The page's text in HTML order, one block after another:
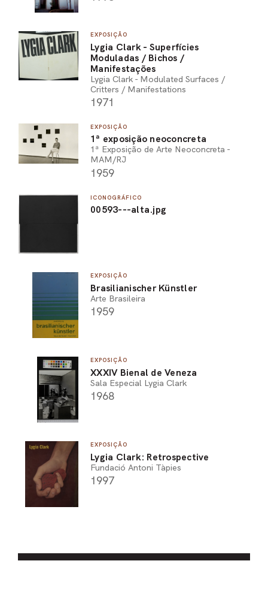
EXPOSIÇÃO
Lygia Clark - Superfícies
Moduladas / Bichos /
Manifestações
Lygia Clark - Modulated Surfaces /
Critters / Manifestations
1971
EXPOSIÇÃO
1ª exposição neoconcreta
1ª Exposição de Arte Neoconcreta -
MAM/RJ
1959
ICONOGRÁFICO
00593---alta.jpg
EXPOSIÇÃO
Brasilianischer Künstler
Arte Brasileira
1959
EXPOSIÇÃO
XXXIV Bienal de Veneza
Sala Especial Lygia Clark
1968
EXPOSIÇÃO
Lygia Clark: Retrospective
Fundació Antoni Tàpies
1997